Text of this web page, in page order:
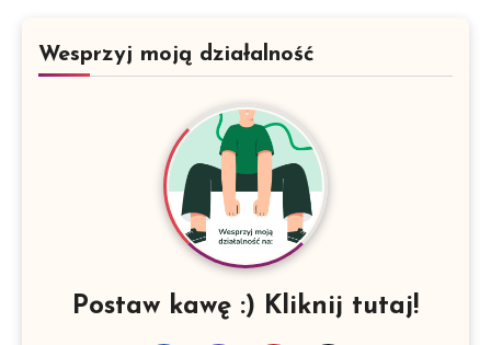
Wesprzyj moją działalność
Postaw kawę :) Kliknij tutaj!